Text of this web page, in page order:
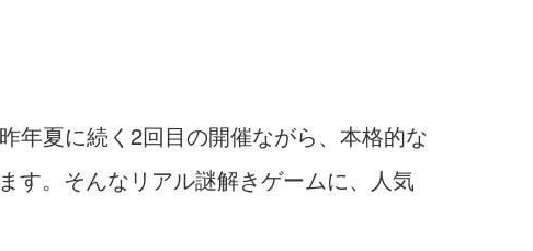
年夏に続く2回目の開催ながら、本格的な
す。そんなリアル謎解きゲームに、人気